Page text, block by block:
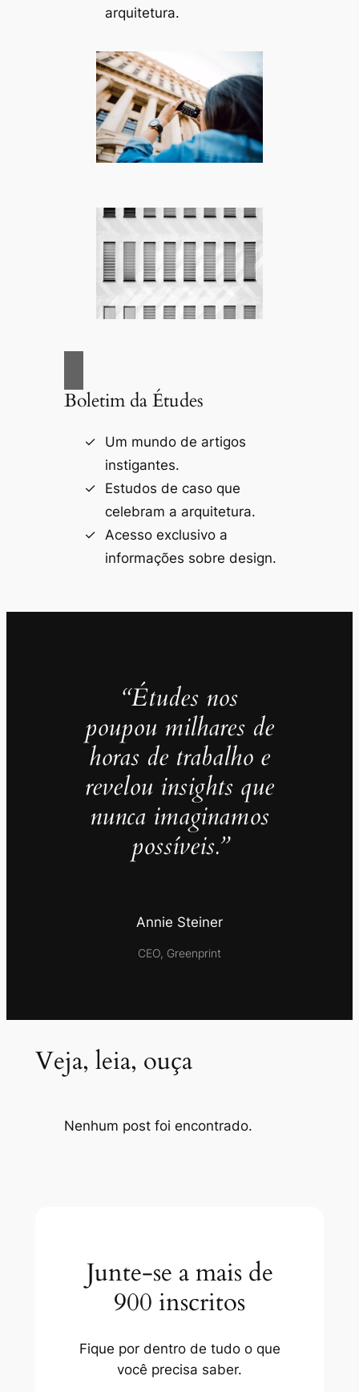
arquitetura.
Boletim da Études
Um mundo de artigos
instigantes.
Estudos de caso que
celebram a arquitetura.
Acesso exclusivo a
informações sobre design.
“Études nos
poupou milhares de
horas de trabalho e
revelou insights que
nunca imaginamos
possíveis.”
Annie Steiner
CEO, Greenprint
Veja, leia, ouça
Nenhum post foi encontrado.
Junte-se a mais de
900 inscritos
Fique por dentro de tudo o que
você precisa saber.